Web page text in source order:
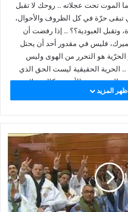
الموت تحت عجلاته .. روحك لا تقبل
تبقى حرّة في كل الظروف والأحوال،
وتقبل العبودية؟؟ .. إذا رفضت أن
فليس في مقدور أحد أن يحتل
هو التحرر من الهوى وليس
.. الحرية الحقيقية ليست الحق الذي
الحرية –هي الأخرى- كالحق لا
ممن أغتصبها ..
من ان أكتب فأقصر حين تخون
ذلك فقد كنت أحتفل دوما بالدموع
في كل مرة بي وبشعبي من خط النهاية
بلقب تاريخي في دورة اولمبية على
علم بلده الأم على رقبته، احتفلت
رائعة وجميلة كنت قد شاهدتها قبل
انتظر طويلا حين دخلت مرحلة
المزيد